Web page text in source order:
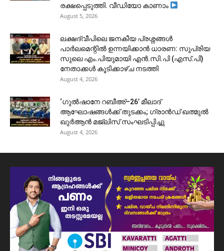
രക്ഷപ്പെടുത്തി. വീഡിയോ കാണാം
August 5, 2026
ലക്ഷദ്വീപിലെ ജനകീയ പ്രശ്നങ്ങൾ
പാർലമെന്റിൽ ഉന്നയിക്കാൻ ധാരണ: സുപ്രിയ
സുലെ എം.പിയുമായി എൻ.സി.പി (എസ്.പി)
നേതാക്കൾ കൂടിക്കാഴ്ച നടത്തി
August 4, 2026
‘ഗുൽഷാനേ റബീഅ്–26’ മീലാദ്
ആഘോഷങ്ങൾക്ക് തുടക്കം; ഗ്രാൻഡ് ഖത്മുൽ
ഖുർആൻ മജ്‌ലിസ് സംഘടിപ്പിച്ചു
August 4, 2026